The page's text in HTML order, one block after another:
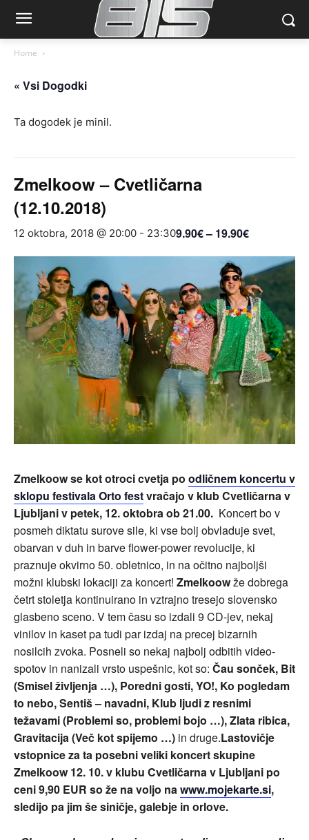
Home
« Vsi Dogodki
Ta dogodek je minil.
Zmelkoow – Cvetličarna
(12.10.2018)
12 oktobra, 2018 @ 20:00 - 23:309.90€ – 19.90€
Zmelkoow se kot otroci cvetja po odličnem koncertu v
sklopu festivala Orto festvračajo v klub Cvetličarna v
Ljubljani v petek, 12. oktobra ob 21.00. Koncert bo v
posmeh diktatu surove sile, ki vse bolj obvladuje svet,
obarvan v duh in barve flower-power revolucije, ki
praznuje okvirno 50. obletnico, in na očitno najboljši
možni klubski lokaciji za koncert! Zmelkoowže dobrega
četrt stoletja kontinuirano in vztrajno tresejo slovensko
glasbeno sceno. V tem času so izdali 9 CD-jev, nekaj
vinilov in kaset pa tudi par izdaj na precej bizarnih
nosilcih zvoka. Posneli so nekaj najbolj odbitih video-
spotov in nanizali vrsto uspešnic, kot so: Čau sonček, Bit
(Smisel življenja …), Poredni gosti, YO!, Ko pogledam
to nebo, Sentiš – navadni, Klub ljudi z resnimi
težavami (Problemi so, problemi bojo …), Zlata ribica,
Gravitacija (Več kot spijemo …) in druge.Lastovičje
vstopnice za ta posebni veliki koncert skupine
Zmelkoow 12. 10. v klubu Cvetličarna v Ljubljani po
ceni 9,90 EUR so že na voljo nawww.mojekarte.si,
sledijo pa jim še siničje, galebje in orlove.